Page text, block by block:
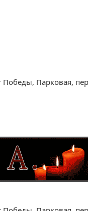
Победы, Парковая, пер